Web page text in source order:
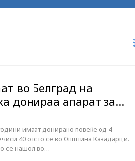
во Белград на
донираа апарат за…
имаат донирано повеќе од 4
40 отсто се во Општина Кавадарци.
се нашол во…